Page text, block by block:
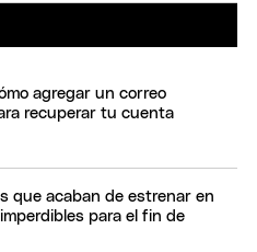
agregar un correo
recuperar tu cuenta
que acaban de estrenar en
para el fin de